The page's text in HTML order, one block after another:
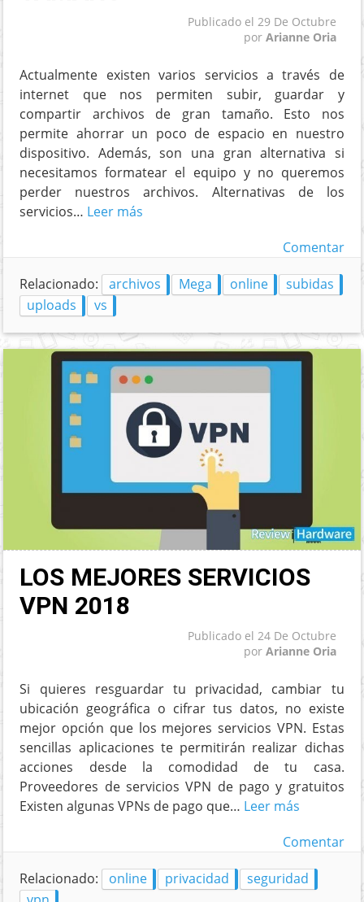
Publicado el 29 De Octubre
por Arianne Oria
Actualmente existen varios servicios a través de
internet que nos permiten subir, guardar y
compartir archivos de gran tamaño. Esto nos
permite ahorrar un poco de espacio en nuestro
dispositivo. Además, son una gran alternativa si
necesitamos formatear el equipo y no queremos
perder nuestros archivos. Alternativas de los
servicios… Leer más
Comentar
Relacionado: archivos Mega online
subidas
uploads
vs
LOS MEJORES SERVICIOS
VPN 2018
Publicado el 24 De Octubre
por Arianne Oria
Si quieres resguardar tu privacidad, cambiar tu
ubicación geográfica o cifrar tus datos, no existe
mejor opción que los mejores servicios VPN. Estas
sencillas aplicaciones te permitirán realizar dichas
acciones desde la comodidad de tu casa.
Proveedores de servicios VPN de pago y gratuitos
Existen algunas VPNs de pago que… Leer más
Comentar
Relacionado: online privacidad
seguridad